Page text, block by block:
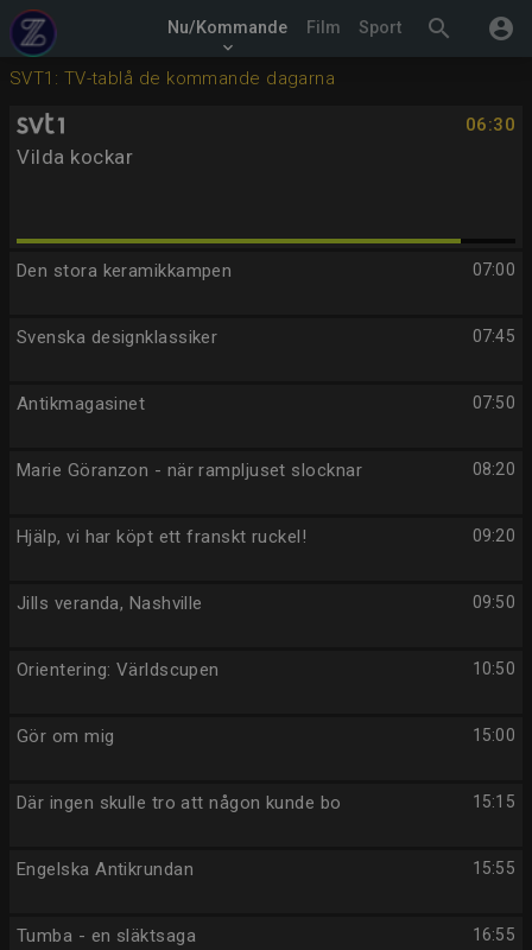
search account_circle
Nu/Kommande
keyboard_arrow_down
Film Sport
SVT1: TV-tablå de kommande dagarna
06:30
Vilda kockar
07:00
Den stora keramikkampen
07:45
Svenska designklassiker
07:50
Antikmagasinet
08:20
Marie Göranzon - när rampljuset slocknar
09:20
Hjälp, vi har köpt ett franskt ruckel!
09:50
Jills veranda, Nashville
10:50
Orientering: Världscupen
15:00
Gör om mig
15:15
Där ingen skulle tro att någon kunde bo
15:55
Engelska Antikrundan
16:55
Tumba - en släktsaga